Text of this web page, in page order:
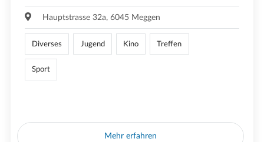
Hauptstrasse 32a, 6045 Meggen
Diverses Jugend Kino Treffen
Sport
Mehr erfahren